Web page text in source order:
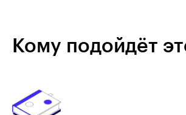
Кому подойдёт